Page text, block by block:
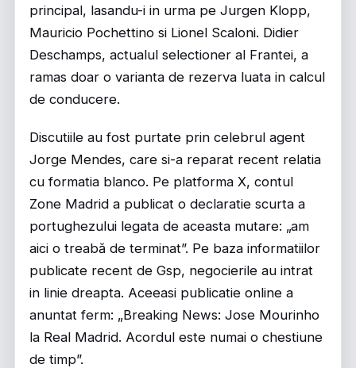
principal, lasandu-i in urma pe Jurgen Klopp,
Mauricio Pochettino si Lionel Scaloni. Didier
Deschamps, actualul selectioner al Frantei, a
ramas doar o varianta de rezerva luata in calcul
de conducere.
Discutiile au fost purtate prin celebrul agent
Jorge Mendes, care si-a reparat recent relatia
cu formatia blanco. Pe platforma X, contul
Zone Madrid a publicat o declaratie scurta a
portughezului legata de aceasta mutare: „am
aici o treabă de terminat”. Pe baza informatiilor
publicate recent de Gsp, negocierile au intrat
in linie dreapta. Aceeasi publicatie online a
anuntat ferm: „Breaking News: Jose Mourinho
la Real Madrid. Acordul este numai o chestiune
de timp”.